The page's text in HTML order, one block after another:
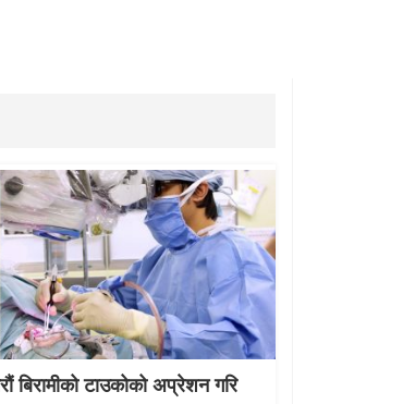
बिरामीको टाउकोको अप्रेशन गरि